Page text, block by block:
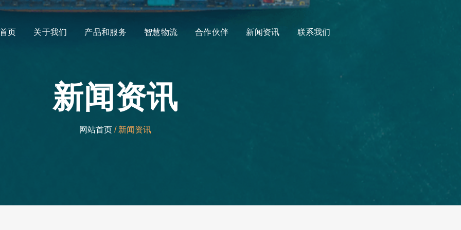
页 关于我们 产品和服务 智慧物流 合作伙伴 新闻资讯 联系我们
新闻资讯
网站首页 / 新闻资讯